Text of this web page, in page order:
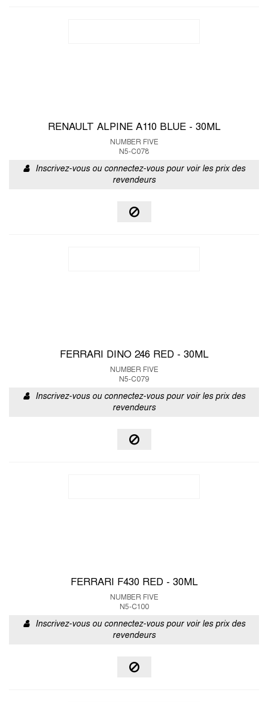
RENAULT ALPINE A110 BLUE - 30ML
NUMBER FIVE
N5-C078
Inscrivez-vous ou connectez-vous pour voir les prix des
revendeurs
FERRARI DINO 246 RED - 30ML
NUMBER FIVE
N5-C079
Inscrivez-vous ou connectez-vous pour voir les prix des
revendeurs
FERRARI F430 RED - 30ML
NUMBER FIVE
N5-C100
Inscrivez-vous ou connectez-vous pour voir les prix des
revendeurs